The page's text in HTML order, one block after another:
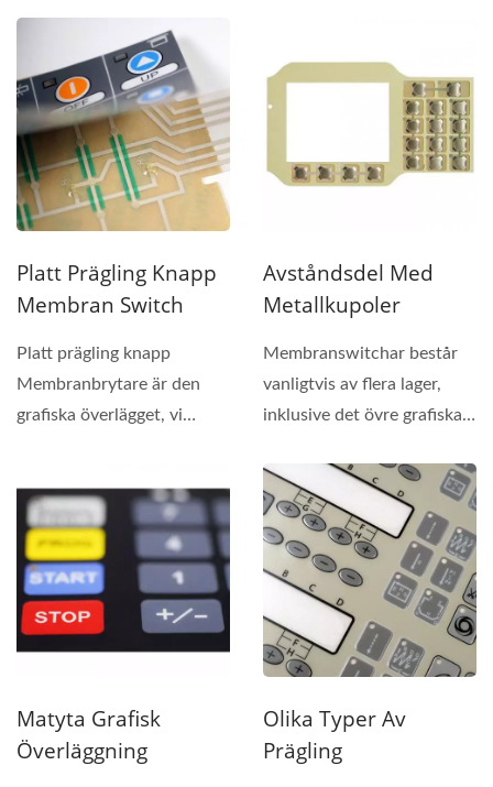
Platt Prägling Knapp
Membran Switch
Platt prägling knapp
Membranbrytare är den
grafiska överlägget, vi
Avståndsdel Med
Metallkupoler
Membranswitchar består
vanligtvis av flera lager,
inklusive det övre grafiska
Matyta Grafisk
Överläggning
Olika Typer Av
Prägling